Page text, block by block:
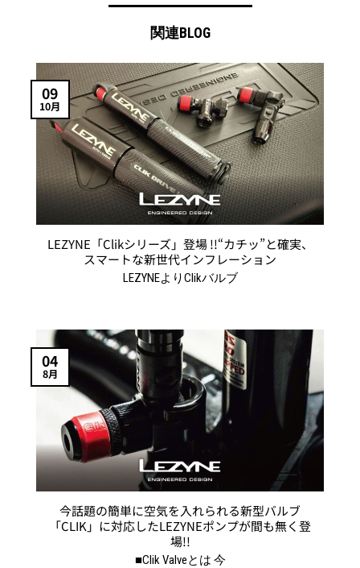
プ
シ
ン
は
商
品
ペ
ー
ジ
か
ら
択
で
複
数
の
バ
ー
す。
オ
プ
シ
商
品
ペ
数
バ
リ
エ
ー
シ
ョ
ン
が
あ
り
ま
す。
ョ
ン
は
商
品
ペ
ー
ジ
ら
選
択
関連BLOG
LEZYNE「Clikシリーズ」登場 !!“カチッ”と確実、
スマートな新世代インフレーション
LEZYNEよりClikバルブ
09
10月
今話題の簡単に空気を入れられる新型バルブ
「CLIK」に対応したLEZYNEポンプが間も無く登
場!!
■Clik Valveとは 今
04
8月